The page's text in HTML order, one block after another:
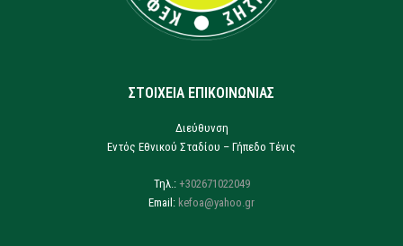
ΣΤΟΙΧΕΙΑ ΕΠΙΚΟΙΝΩΝΙΑΣ
Διεύθυνση
Εντός Εθνικού Σταδίου – Γήπεδο Τένις
Τηλ.: +302671022049
Email: kefoa@yahoo.gr